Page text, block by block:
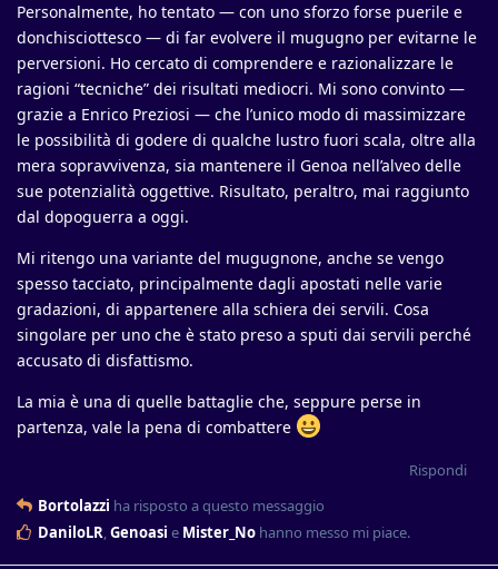
Personalmente, ho tentato — con uno sforzo forse puerile e
donchisciottesco — di far evolvere il mugugno per evitarne le
perversioni. Ho cercato di comprendere e razionalizzare le
ragioni “tecniche” dei risultati mediocri. Mi sono convinto —
grazie a Enrico Preziosi — che l’unico modo di massimizzare
le possibilità di godere di qualche lustro fuori scala, oltre alla
mera sopravvivenza, sia mantenere il Genoa nell’alveo delle
sue potenzialità oggettive. Risultato, peraltro, mai raggiunto
dal dopoguerra a oggi.
Mi ritengo una variante del mugugnone, anche se vengo
spesso tacciato, principalmente dagli apostati nelle varie
gradazioni, di appartenere alla schiera dei servili. Cosa
singolare per uno che è stato preso a sputi dai servili perché
accusato di disfattismo.
La mia è una di quelle battaglie che, seppure perse in
partenza, vale la pena di combattere
Rispondi
Bortolazzi ha risposto a questo messaggio
DaniloLR,Genoasi e Mister_No hanno messo mi piace.